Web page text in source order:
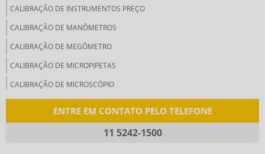
CALIBRAÇÃO DE INSTRUMENTOS PREÇO
CALIBRAÇÃO DE MANÔMETROS
CALIBRAÇÃO DE MEGÔMETRO
CALIBRAÇÃO DE MICROPIPETAS
CALIBRAÇÃO DE MICROSCÓPIO
CALIBRAÇÃO DE MULTÍMETRO DIGITAL
ENTRE EM CONTATO PELO TELEFONE
11 5242-1500